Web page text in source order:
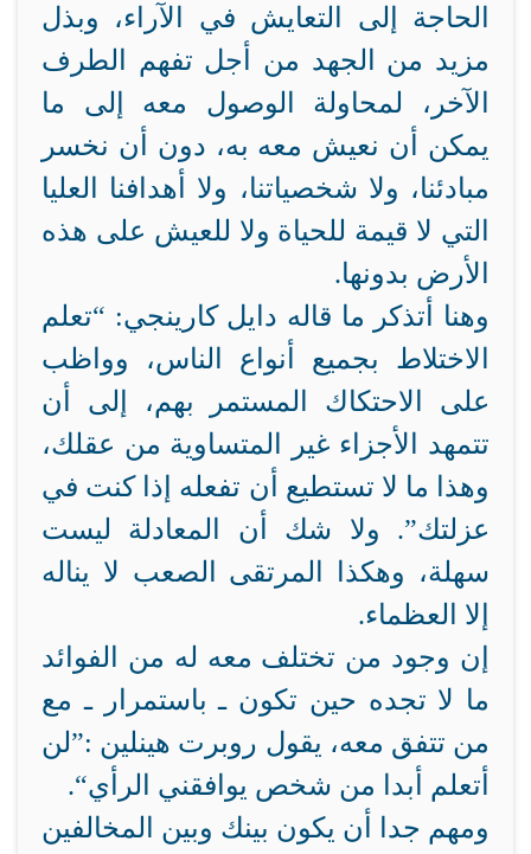
الحاجة إلى التعايش في الآراء، وبذل
مزيد من الجهد من أجل تفهم الطرف
الآخر، لمحاولة الوصول معه إلى ما
يمكن أن نعيش معه به، دون أن نخسر
مبادئنا، ولا شخصياتنا، ولا أهدافنا العليا
التي لا قيمة للحياة ولا للعيش على هذه
الأرض بدونها.
وهنا أتذكر ما قاله دايل كارينجي: “تعلم
الاختلاط بجميع أنواع الناس، وواظب
على الاحتكاك المستمر بهم، إلى أن
تتمهد الأجزاء غير المتساوية من عقلك،
وهذا ما لا تستطيع أن تفعله إذا كنت في
عزلتك”. ولا شك أن المعادلة ليست
سهلة، وهكذا المرتقى الصعب لا يناله
إلا العظماء.
إن وجود من تختلف معه له من الفوائد
ما لا تجده حين تكون ـ باستمرار ـ مع
من تتفق معه، يقول روبرت هينلين :”لن
أتعلم أبدا من شخص يوافقني الرأي“.
ومهم جدا أن يكون بينك وبين المخالفين